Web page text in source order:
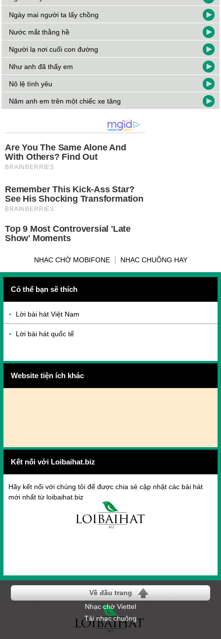
Ngày mai người ta lấy chồng
Nước mắt thằng hề
Người lạ nơi cuối con đường
Như anh đã thấy em
Nô lệ tình yêu
Năm anh em trên một chiếc xe tăng
NHẠC CHỜ MOBIFONE NHẠC CHUÔNG HAY
Có thể bạn sẽ thích
Lời bài hát Việt Nam
Lời bài hát quốc tế
Website tiện ích khác
Kết nối với Loibaihat.biz
Hãy kết nối với chúng tôi để được chia sẻ cập nhật các bài hát
mới nhất từ loibaihat.biz
Về đầu trang
Nhạc chờ Viettel
Tải nhạc chuông